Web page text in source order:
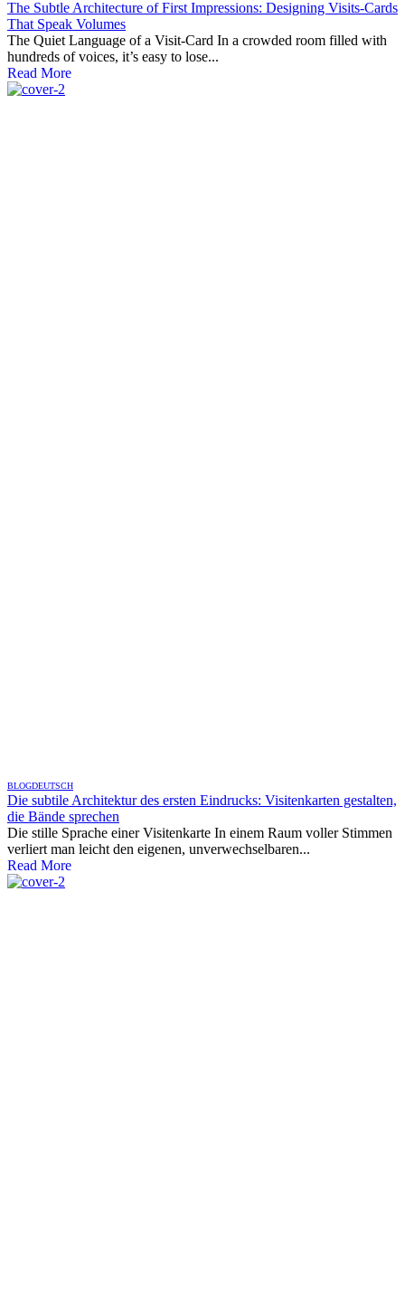
The Subtle Architecture of First Impressions: Designing Visits‑Cards
That Speak Volumes
The Quiet Language of a Visit-Card In a crowded room filled with
hundreds of voices, it’s easy to lose...
Read More
BLOGDEUTSCH
Die subtile Architektur des ersten Eindrucks: Visitenkarten gestalten,
die Bände sprechen
Die stille Sprache einer Visitenkarte In einem Raum voller Stimmen
verliert man leicht den eigenen, unverwechselbaren...
Read More